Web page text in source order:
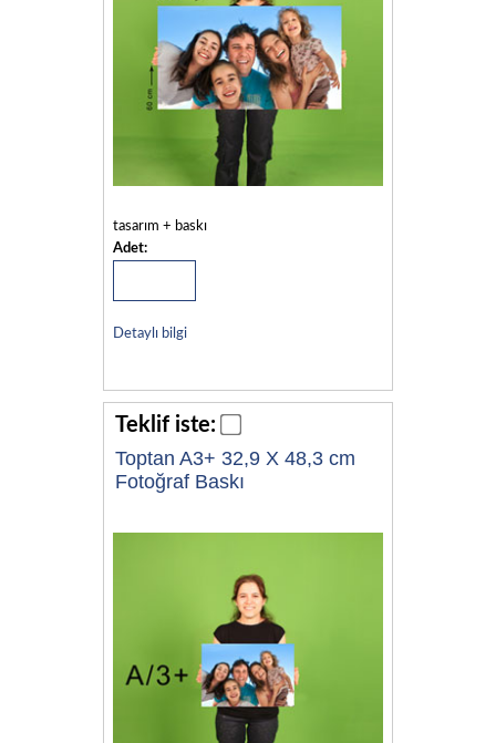
tasarım + baskı
Adet:
Detaylı bilgi
Teklif iste:
Toptan A3+ 32,9 X 48,3 cm
Fotoğraf Baskı